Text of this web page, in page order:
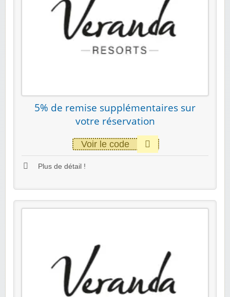
5% de remise supplémentaires sur
votre réservation
Voir le code
Plus de détail !